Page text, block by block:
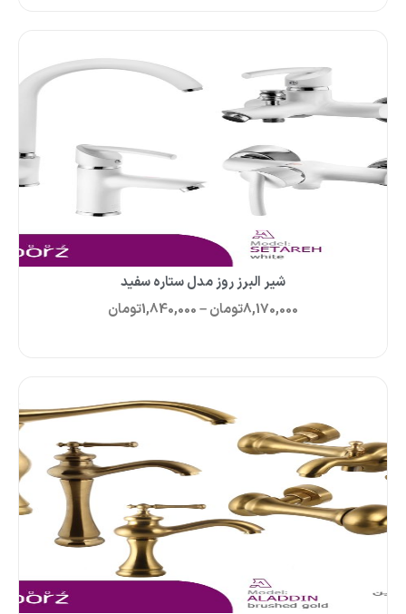
شیر البرز روز مدل ستاره سفید
8,170,000تومان–
1,840,000تومان